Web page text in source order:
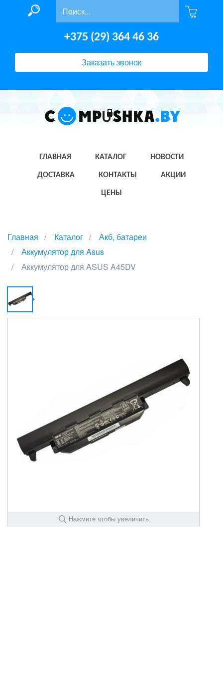
+375 (29) 364 46 36
Заказать звонок
ГЛАВНАЯ КАТАЛОГ НОВОСТИ
ДОСТАВКА КОНТАКТЫ АКЦИИ
ЦЕНЫ
Главная Каталог
Акб, батареи
Аккумулятор для Asus
Аккумулятор для ASUS A45DV
Нажмите чтобы увеличить